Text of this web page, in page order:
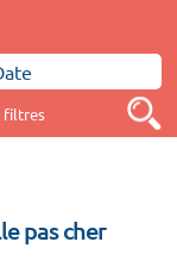
pas cher